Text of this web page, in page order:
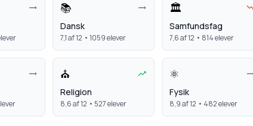
📚
Dansk
7,1af 12 • 1059elever
🏛️
Samfundsfag
7,6af 12 • 814elever
⛪
Religion
8,6af 12 • 527elever
⚛️
Fysik
8,9af 12 • 482elever